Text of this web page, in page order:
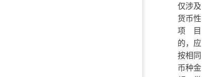
仅涉及
货币性
项目
的，应
按相同
币种金